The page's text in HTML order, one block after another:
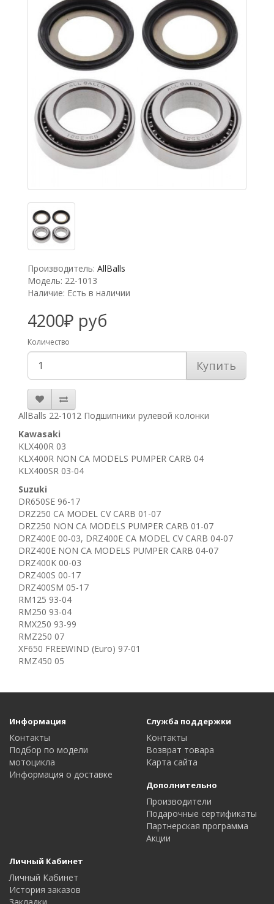
Производитель: AllBalls
Модель: 22-1013
Наличие: Есть в наличии
4200₽ руб
Количество
Купить
AllBalls 22-1012 Подшипники рулевой колонки
Kawasaki
KLX400R 03
KLX400R NON CA MODELS PUMPER CARB 04
KLX400SR 03-04
Suzuki
DR650SE 96-17
​DRZ250 CA MODEL CV CARB 01-07
DRZ250 NON CA MODELS PUMPER CARB 01-07
DRZ400E 00-03, DRZ400E CA MODEL CV CARB 04-07
DRZ400E NON CA MODELS PUMPER CARB 04-07
DRZ400K 00-03
DRZ400S 00-17
DRZ400SM 05-17
RM125 93-04
RM250 93-04
RMX250 93-99
RMZ250 07
XF650 FREEWIND (Euro) 97-01
RMZ450 05
Информация
Контакты
Подбор по модели
мотоцикла
Информация о доставке
Служба поддержки
Контакты
Возврат товара
Карта сайта
Дополнительно
Производители
Подарочные сертификаты
Партнерская программа
Акции
Личный Кабинет
Личный Кабинет
История заказов